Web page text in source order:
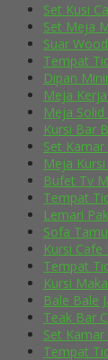
Set Kusi
Set Meja
Suar
Tempat
Dipan
Meja
Meja
Kursi Bar
Set
Meja
Bufet Tv
Tempat
Lemari
Sofa
Kursi
Tempat
Kursi
Bale Bale
Teak Bar
Set
Tempat